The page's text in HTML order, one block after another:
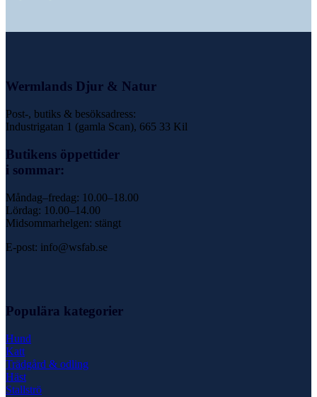
Wermlands Djur & Natur
Post-, butiks & besöksadress:
Industrigatan 1 (gamla Scan), 665 33 Kil
Butikens öppettider
i sommar:
Måndag–fredag: 10.00–18.00
Lördag: 10.00–14.00
Midsommarhelgen: stängt
E-post: info@wsfab.se
Populära kategorier
Hund
Katt
Trädgård & odling
Häst
Stallströ